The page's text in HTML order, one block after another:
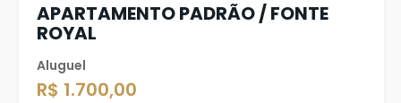
APARTAMENTO PADRÃO / FONTE
ROYAL
Aluguel
R$ 1.700,00